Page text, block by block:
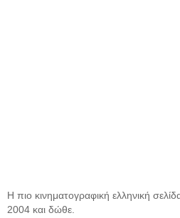
Η πιο κινηματογραφική ελληνική
2004 και δώθε.